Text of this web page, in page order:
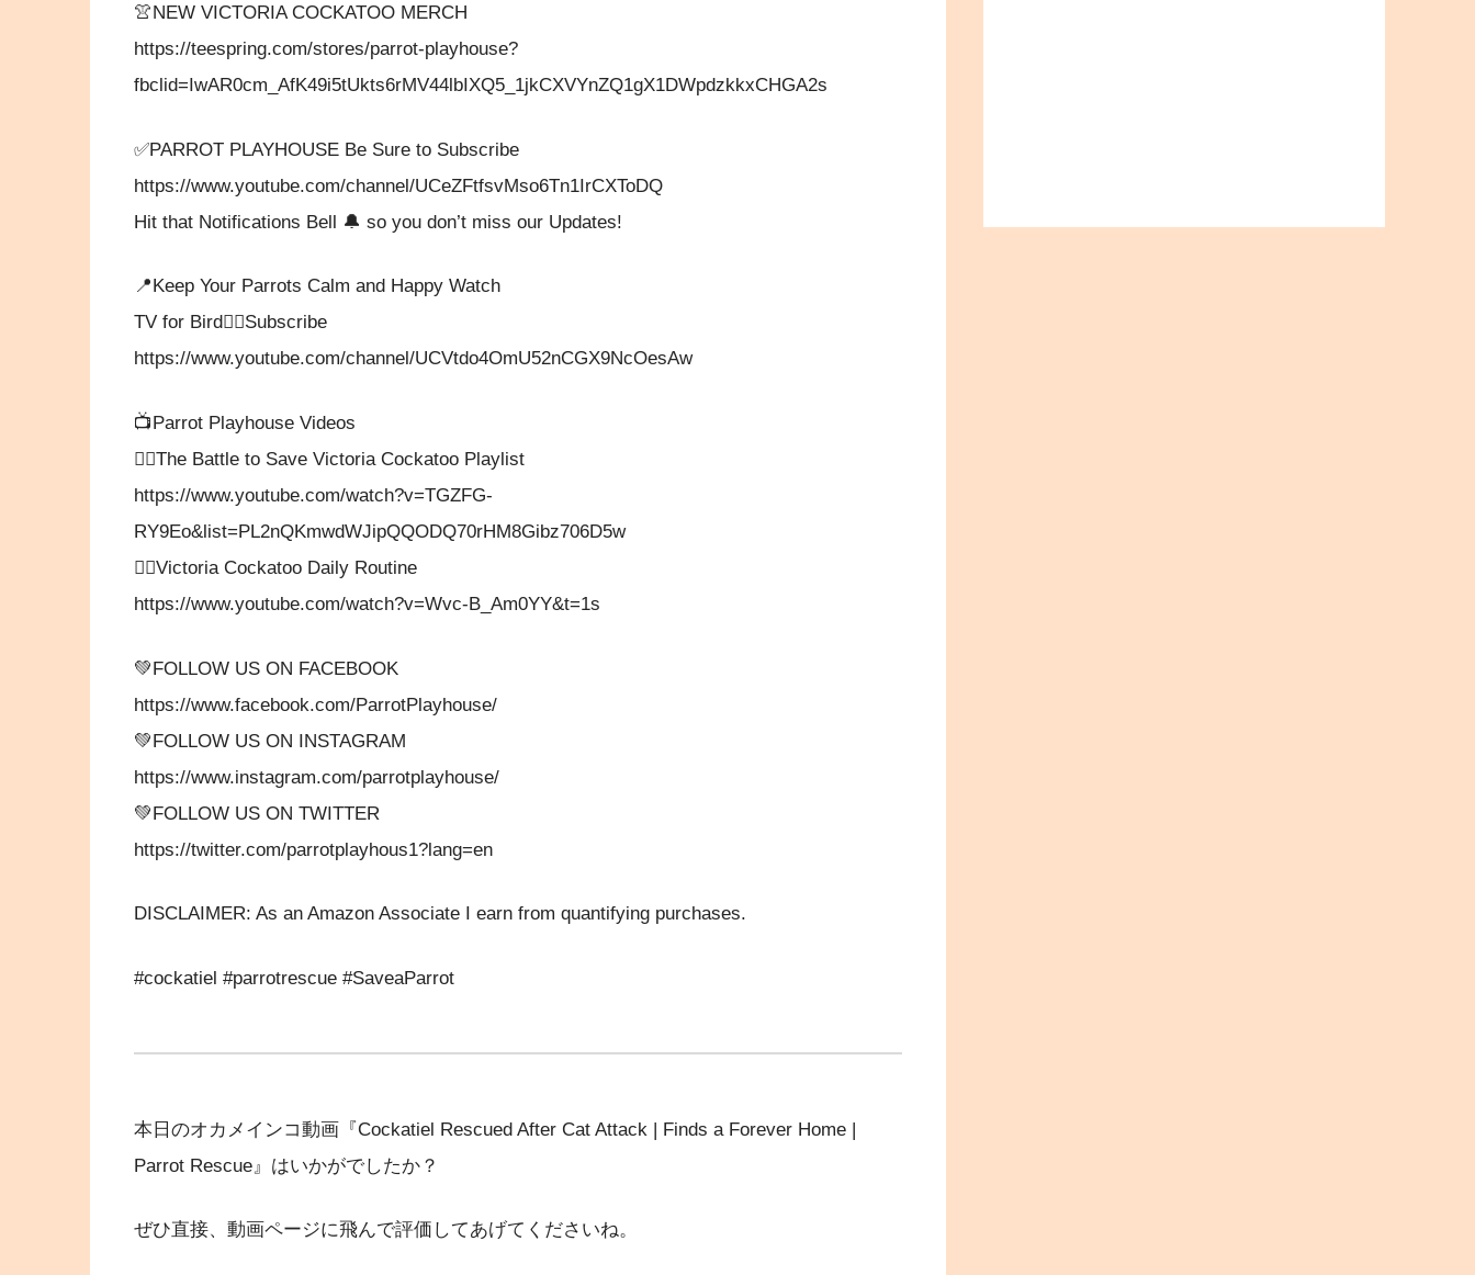
👚NEW VICTORIA COCKATOO MERCH
https://teespring.com/stores/parrot-playhouse?
fbclid=IwAR0cm_AfK49i5tUkts6rMV44lbIXQ5_1jkCXVYnZQ1gX1DWpdzkkxCHGA2s
✅PARROT PLAYHOUSE Be Sure to Subscribe
https://www.youtube.com/channel/UCeZFtfsvMso6Tn1IrCXToDQ
Hit that Notifications Bell 🔔 so you don’t miss our Updates!
📍Keep Your Parrots Calm and Happy Watch
TV for Bird👉🏼Subscribe
https://www.youtube.com/channel/UCVtdo4OmU52nCGX9NcOesAw
📺Parrot Playhouse Videos
👉🏼The Battle to Save Victoria Cockatoo Playlist
https://www.youtube.com/watch?v=TGZFG-
RY9Eo&list=PL2nQKmwdWJipQQODQ70rHM8Gibz706D5w
👉🏼Victoria Cockatoo Daily Routine
https://www.youtube.com/watch?v=Wvc-B_Am0YY&t=1s
💚FOLLOW US ON FACEBOOK
https://www.facebook.com/ParrotPlayhouse/
💚FOLLOW US ON INSTAGRAM
https://www.instagram.com/parrotplayhouse/
💚FOLLOW US ON TWITTER
https://twitter.com/parrotplayhous1?lang=en
DISCLAIMER: As an Amazon Associate I earn from quantifying purchases.
#cockatiel #parrotrescue #SaveaParrot
本日のオカメインコ動画『Cockatiel Rescued After Cat Attack | Finds a Forever Home |
Parrot Rescue』はいかがでしたか？
ぜひ直接、動画ページに飛んで評価してあげてくださいね。